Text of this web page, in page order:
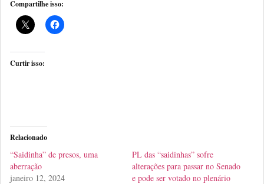
Compartilhe isso:
Curtir isso:
Relacionado
“Saidinha” de presos, uma
aberração
janeiro 12, 2024
PL das “saidinhas” sofre
alterações para passar no Senado
e pode ser votado no plenário